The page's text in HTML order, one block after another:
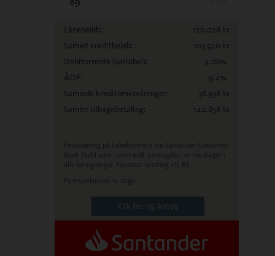
Lånebeløb: 120.028 kr.
Samlet kreditbeløb:
103.920 kr.
Debitorrente (variabel): 4.06%
ÅOP:
9.4%
Samlede kreditomkostninger:
38.938 kr.
Samlet tilbagebetaling:
142.858 kr.
Finansiering på købekontrakt via Santander Consumer
Bank.
Etabl.omk. samt mdl. kontogebyr er medtaget i
alle beregninger. Forudsat betaling via BS.
Fortrydelsesret 14 dage.
Klik her og Ansøg